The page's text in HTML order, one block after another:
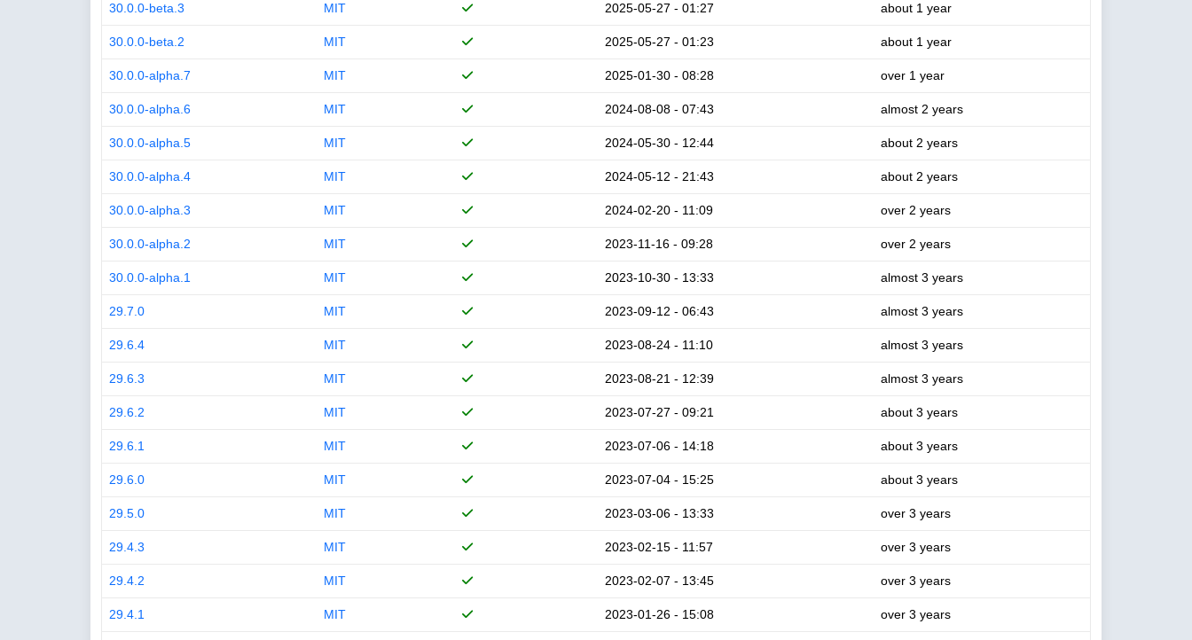
30.0.0-beta.3 MIT 2025-05-27 - 01:27 about 1 year
30.0.0-beta.2 MIT 2025-05-27 - 01:23 about 1 year
30.0.0-alpha.7 MIT 2025-01-30 - 08:28 over 1 year
30.0.0-alpha.6 MIT 2024-08-08 - 07:43 almost 2 years
30.0.0-alpha.5 MIT 2024-05-30 - 12:44 about 2 years
30.0.0-alpha.4 MIT 2024-05-12 - 21:43 about 2 years
30.0.0-alpha.3 MIT 2024-02-20 - 11:09 over 2 years
30.0.0-alpha.2 MIT 2023-11-16 - 09:28 over 2 years
30.0.0-alpha.1 MIT 2023-10-30 - 13:33 almost 3 years
29.7.0 MIT 2023-09-12 - 06:43 almost 3 years
29.6.4 MIT 2023-08-24 - 11:10 almost 3 years
29.6.3 MIT 2023-08-21 - 12:39 almost 3 years
29.6.2 MIT 2023-07-27 - 09:21 about 3 years
29.6.1 MIT 2023-07-06 - 14:18 about 3 years
29.6.0 MIT 2023-07-04 - 15:25 about 3 years
29.5.0 MIT 2023-03-06 - 13:33 over 3 years
29.4.3 MIT 2023-02-15 - 11:57 over 3 years
29.4.2 MIT 2023-02-07 - 13:45 over 3 years
29.4.1 MIT 2023-01-26 - 15:08 over 3 years